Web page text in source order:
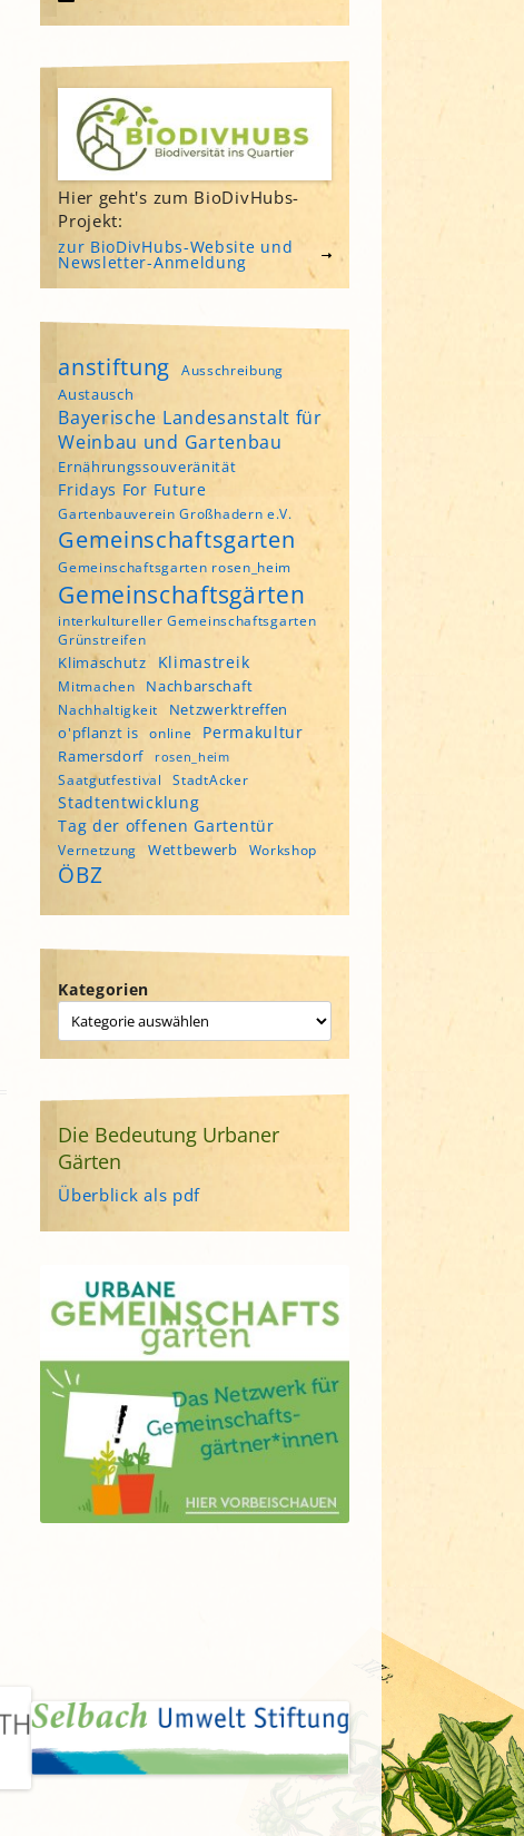
Hier geht's zum BioDivHubs-
Projekt:
zur BioDivHubs-Website und
Newsletter-Anmeldung
anstiftung Ausschreibung
Austausch
Bayerische Landesanstalt für
Weinbau und Gartenbau
Ernährungssouveränität
Fridays For Future
Gartenbauverein Großhadern e.V.
Gemeinschaftsgarten
Gemeinschaftsgarten rosen_heim
Gemeinschaftsgärten
interkultureller Gemeinschaftsgarten
Grünstreifen
Klimaschutz Klimastreik
Mitmachen Nachbarschaft
Nachhaltigkeit
Netzwerktreffen
o'pflanzt is
online Permakultur
Ramersdorf rosen_heim
Saatgutfestival StadtAcker
Stadtentwicklung
Tag der offenen Gartentür
Vernetzung Wettbewerb Workshop
ÖBZ
Kategorien
Die Bedeutung Urbaner
Gärten
Überblick als pdf